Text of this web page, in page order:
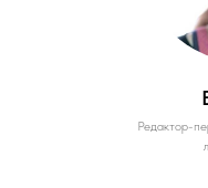
Редактор-